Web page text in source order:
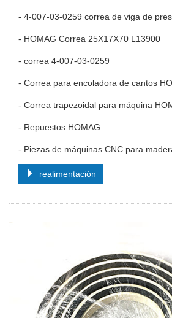
- 4-007-03-0259 correa de viga de
- HOMAG Correa 25X17X70 L13900
- correa 4-007-03-0259
- Correa para encoladora de cantos
- Correa trapezoidal para máquina
- Repuestos HOMAG
- Piezas de máquinas CNC para
realimentación